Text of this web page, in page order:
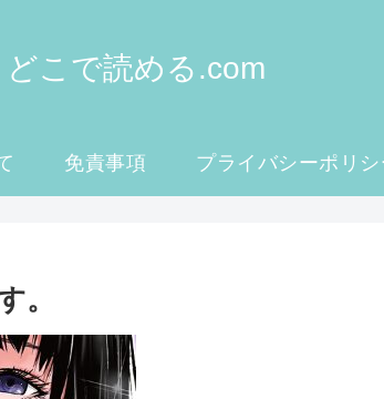
どこで読める.com
免責事項 プライバシーポリシ
。